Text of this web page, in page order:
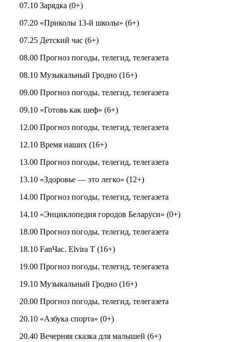
07.10 Зарядка (0+)
07.20 «Приколы 13-й школы» (6+)
07.25 Детский час (6+)
08.00 Прогноз погоды, телегид, телегазета
08.10 Музыкальный Гродно (16+)
09.00 Прогноз погоды, телегид, телегазета
09.10 «Готовь как шеф» (6+)
12.00 Прогноз погоды, телегид, телегазета
12.10 Время наших (16+)
13.00 Прогноз погоды, телегид, телегазета
13.10 «Здоровье — это легко» (12+)
14.00 Прогноз погоды, телегид, телегазета
14.10 «Энциклопедия городов Беларуси» (0+)
18.00 Прогноз погоды, телегид, телегазета
18.10 FanЧас. Elvira T (16+)
19.00 Прогноз погоды, телегид, телегазета
19.10 Музыкальный Гродно (16+)
20.00 Прогноз погоды, телегид, телегазета
20.10 «Азбука спорта» (0+)
20.40 Вечерняя сказка для малышей (6+)